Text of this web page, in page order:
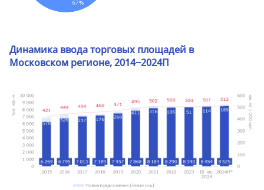
Динамика ввода торговых площадей в
Московском регионе, 2014−2024П